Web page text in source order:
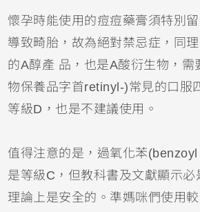
懷孕時能使用的痘痘藥膏須特別
導致畸胎，故為絕對禁忌症，同
的A醇產 品，也是A酸衍生物，需
物保養品字首retinyl-)常見的口服
等級D，也是不建議使用。
值得注意的是，過氧化苯
是等級C，但教科書及文獻顯示必
理論上是安全的。準媽咪們使用